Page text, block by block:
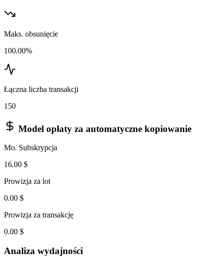
Maks. obsunięcie
100.00%
Łączna liczba transakcji
150
Model opłaty za automatyczne kopiowanie
Mo. Subskrypcja
16.00 $
Prowizja za lot
0.00 $
Prowizja za transakcję
0.00 $
Analiza wydajności